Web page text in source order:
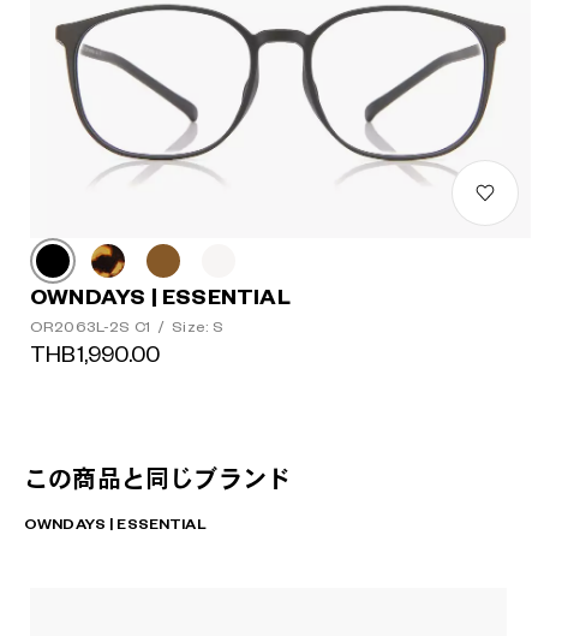
OWNDAYS | ESSENTIAL
OR2063L-2S C1 / Size: S
THB1,990.00
この商品と同じブランド
OWNDAYS | ESSENTIAL